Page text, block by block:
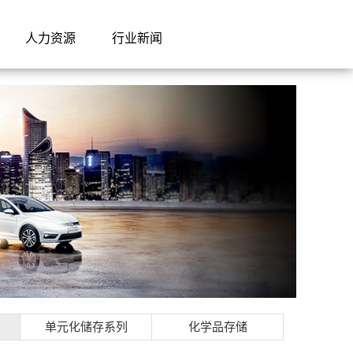
人力资源 行业新闻
单元化储存系列 化学品存储